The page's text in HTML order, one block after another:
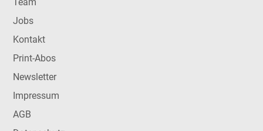
Jobs
Kontakt
Print-Abos
Newsletter
Impressum
AGB